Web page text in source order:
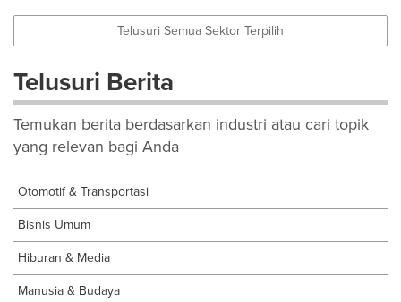
Telusuri Semua Sektor Terpilih
Telusuri Berita
Temukan berita berdasarkan industri atau cari topik
yang relevan bagi Anda
Otomotif & Transportasi
Bisnis Umum
Hiburan & Media
Manusia & Budaya